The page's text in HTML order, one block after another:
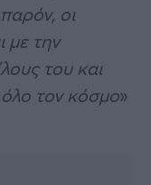
οι
με την
του και
τον κόσμο»